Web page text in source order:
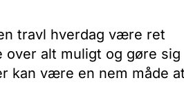
travl hverdag være ret
over alt muligt og gøre sig
kan være en nem måde at